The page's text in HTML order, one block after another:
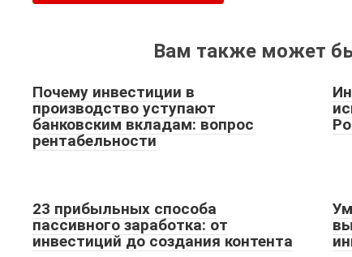
Вам также может
Почему инвестиции в
производство уступают
банковским вкладам: вопрос
рентабельности
23 прибыльных способа
пассивного заработка: от
инвестиций до создания контента